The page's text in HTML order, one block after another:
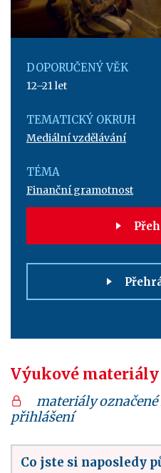
DOPORUČENÝ VĚK
12–21 let
TEMATICKÝ OKRUH
Mediální vzdělávání
TÉMA
Finanční gramotnost
Výukové materiály
materiály
přihlášení
Co jste si naposledy